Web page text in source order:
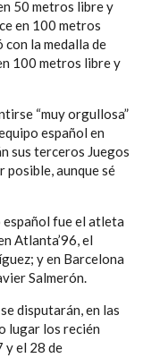
50 metros libre y
en 100 metros
con la medalla de
100 metros libre y
“muy orgullosa”
español en
sus terceros Juegos
posible, aunque sé
español fue el atleta
Atlanta’96, el
y en Barcelona
Salmerón.
disputarán, en las
lugar los recién
y el 28 de